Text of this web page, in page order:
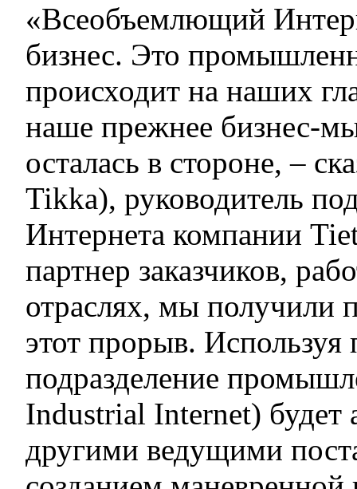
«Всеобъемлющий
бизнес. Это
происходит на наших
наше прежнее бизнес-
осталась в стороне, –
Tikka), руководитель
Интернета компании
партнер заказчиков,
отраслях, мы получили
этот прорыв.
подразделение
Industrial Internet) будет
другими ведущими